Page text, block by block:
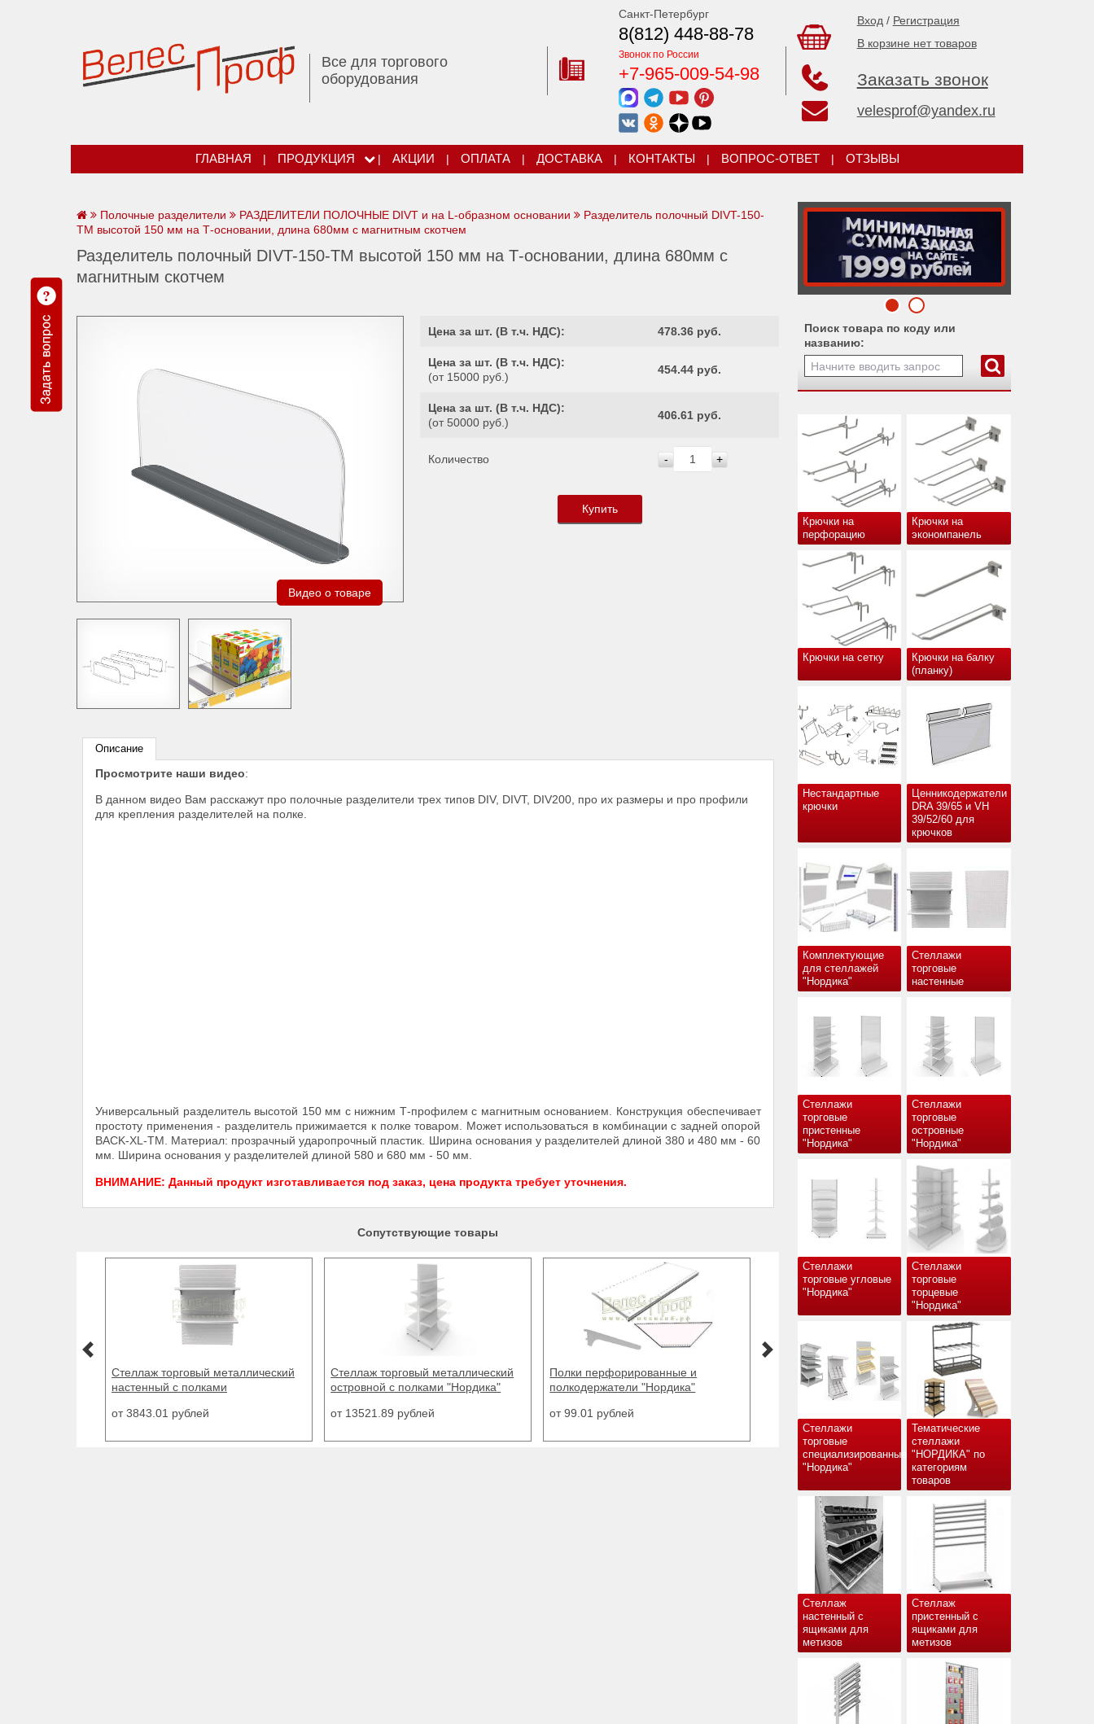
Все для торгового
оборудования
Санкт-Петербург
8(812) 448-88-78
Звонок по России
+7-965-009-54-98
Вход / Регистрация
В корзине нет товаров
Заказать звонок
velesprof@yandex.ru
ГЛАВНАЯ | ПРОДУКЦИЯ | АКЦИИ | ОПЛАТА | ДОСТАВКА | КОНТАКТЫ | ВОПРОС-ОТВЕТ | ОТЗЫВЫ
Поиск товара по коду или
названию:
Крючки на
перфорацию
Крючки на
экономпанель
Крючки на сетку
Крючки на балку
(планку)
Нестандартные
крючки
Ценникодержатели
DRA 39/65 и VH
39/52/60 для
крючков
Комплектующие
для стеллажей
"Нордика"
Стеллажи
торговые
настенные
Стеллажи
торговые
пристенные
"Нордика"
Стеллажи
торговые
островные
"Нордика"
Стеллажи
торговые угловые
"Нордика"
Стеллажи
торговые
торцевые
"Нордика"
Стеллажи
торговые
специализированные
"Нордика"
Тематические
стеллажи
"НОРДИКА" по
категориям
товаров
Стеллаж
настенный с
ящиками для
метизов
Стеллаж
пристенный с
ящиками для
метизов
Полочные разделители РАЗДЕЛИТЕЛИ ПОЛОЧНЫЕ DIVТ и на L-образном основании
Разделитель полочный DIVT-150-
TM высотой 150 мм на Т-основании, длина 680мм с магнитным скотчем
Разделитель полочный DIVT-150-TM высотой 150 мм на Т-основании, длина 680мм с
магнитным скотчем
Видео о товаре
Цена за шт. (В т.ч. НДС): 478.36 руб.
Цена за шт. (В т.ч. НДС):
(от 15000 руб.)
454.44 руб.
Цена за шт. (В т.ч. НДС):
(от 50000 руб.)
406.61 руб.
Количество - +
Купить
Описание
Просмотрите наши видео:
В данном видео Вам расскажут про полочные разделители трех типов DIV, DIVТ, DIV200, про их размеры и про профили
для крепления разделителей на полке.
Универсальный разделитель высотой 150 мм с нижним Т-профилем с магнитным основанием. Конструкция обеспечивает
простоту применения - разделитель прижимается к полке товаром. Может использоваться в комбинации с задней опорой
BACK-XL-TM. Материал: прозрачный ударопрочный пластик. Ширина основания у разделителей длиной 380 и 480 мм - 60
мм. Ширина основания у разделителей длиной 580 и 680 мм - 50 мм.
ВНИМАНИЕ: Данный продукт изготавливается под заказ, цена продукта требует уточнения.
Сопутствующие товары
Стеллаж торговый металлический
настенный с полками
от 3843.01 рублей
Стеллаж торговый металлический
островной с полками "Нордика"
от 13521.89 рублей
Полки перфорированные и
полкодержатели "Нордика"
от 99.01 рублей
Корзина для распродаж с
регулируемым дном (высота 780
от 1869.51 рублей